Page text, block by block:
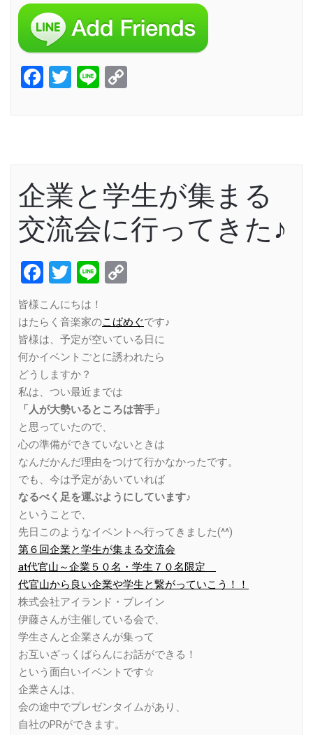
Facebook
Twitter
Line
企業と学生が集まる
交流会に行ってきた♪
Facebook
Twitter
Line
皆様こんにちは！
はたらく音楽家のこばめぐです♪
皆様は、予定が空いている日に
何かイベントごとに誘われたら
どうしますか？
私は、つい最近までは
「人が大勢いるところは苦手」
と思っていたので、
心の準備ができていないときは
なんだかんだ理由をつけて行かなかったです。
でも、今は予定があいていれば
なるべく足を運ぶようにしています♪
ということで、
先日このようなイベントへ行ってきました(^^)
第６回企業と学生が集まる交流会
at代官山～企業５０名・学生７０名限定
代官山から良い企業や学生と繋がっていこう！！
株式会社アイランド・ブレイン
伊藤さんが主催している会で、
学生さんと企業さんが集って
お互いざっくばらんにお話ができる！
という面白いイベントです☆
企業さんは、
会の途中でプレゼンタイムがあり、
自社のPRができます。